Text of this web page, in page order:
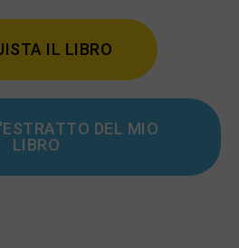
IL LIBRO
DEL MIO
LIBRO